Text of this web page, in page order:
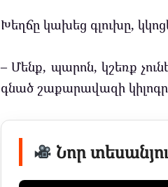
Խեղճը կախեց գլուխը,
– Մենք, պարոն, կշեռք
գնած շաքարավազի
Նոր